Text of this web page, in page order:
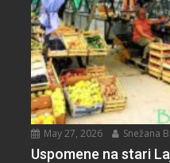
May 27, 2026 Snežana
Uspomene na stari